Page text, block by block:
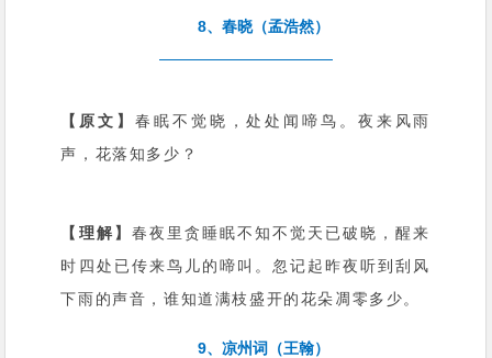
8、春晓（孟浩然）
【原文】春眠不觉晓，处处闻啼鸟。夜来风雨
声，花落知多少？
【理解】 春夜里贪睡眠不知不觉天已破晓，醒来
时四处已传来鸟儿的啼叫。忽记起昨夜听到刮风
下雨的声音，谁知道满枝盛开的花朵凋零多少。
9、凉州词（王翰）